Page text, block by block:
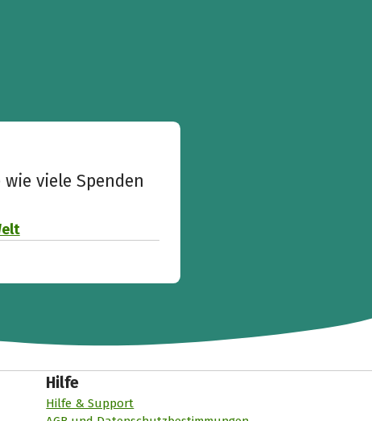
viele Spenden
Hilfe
Hilfe & Support